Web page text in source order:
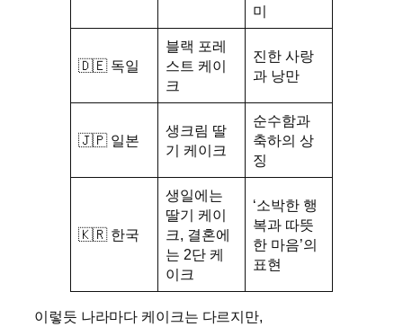
미
🇩🇪 독일
블랙 포레
스트 케이
크
진한 사랑
과 낭만
🇯🇵 일본
생크림 딸
기 케이크
순수함과
축하의 상
징
🇰🇷 한국
생일에는
딸기 케이
크, 결혼에
는 2단 케
이크
‘소박한 행
복과 따뜻
한 마음’의
표현
이렇듯 나라마다 케이크는 다르지만,